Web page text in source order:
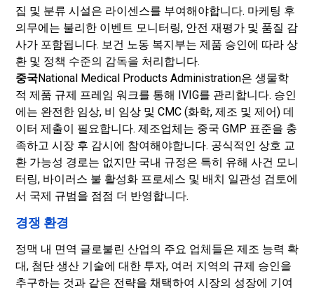
집 및 분류 시설은 라이센스를 부여해야합니다. 마케팅 후
의무에는 불리한 이벤트 모니터링, 안전 재평가 및 품질 감
사가 포함됩니다. 보건 노동 복지부는 제품 승인에 따라 상
환 및 정책 수준의 감독을 처리합니다.
중국National Medical Products Administration은 생물학
적 제품 규제 프레임 워크를 통해 IVIG를 관리합니다. 승인
에는 완전한 임상, 비 임상 및 CMC (화학, 제조 및 제어) 데
이터 제출이 필요합니다. 제조업체는 중국 GMP 표준을 충
족하고 시장 후 감시에 참여해야합니다. 공식적인 상호 교
환 가능성 경로는 없지만 국내 규정은 특히 유해 사건 모니
터링, 바이러스 불 활성화 프로세스 및 배치 일관성 검토에
서 국제 규범을 점점 더 반영합니다.
경쟁 환경
정맥 내 면역 글로불린 산업의 주요 업체들은 제조 능력 확
대, 첨단 생산 기술에 대한 투자, 여러 지역의 규제 승인을
추구하는 것과 같은 전략을 채택하여 시장의 성장에 기여